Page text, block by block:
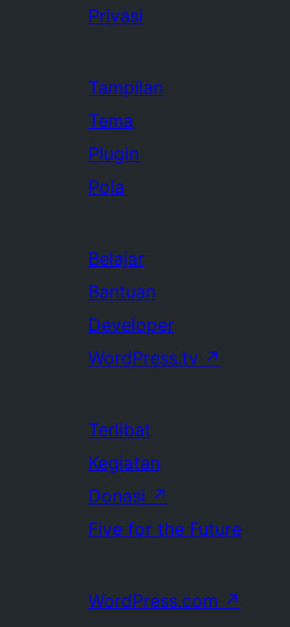
Privasi
Tampilan
Tema
Plugin
Pola
Belajar
Bantuan
Developer
WordPress.tv ↗
Terlibat
Kegiatan
Donasi ↗
Five for the Future
WordPress.com ↗